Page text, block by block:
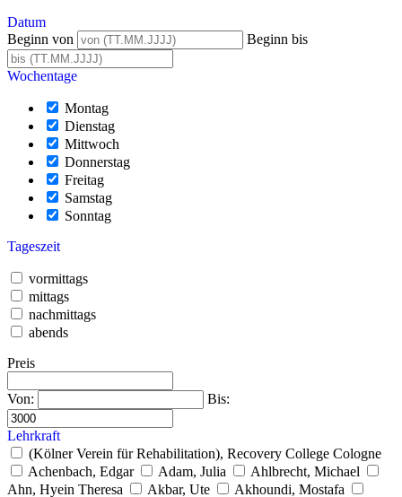
Datum
Beginn von
Beginn bis
Wochentage
Montag
Dienstag
Mittwoch
Donnerstag
Freitag
Samstag
Sonntag
Tageszeit
vormittags
mittags
nachmittags
abends
Preis
Von: Bis:
Lehrkraft
(Kölner Verein für Rehabilitation), Recovery College Cologne
Achenbach, Edgar
Adam, Julia
Ahlbrecht, Michael
Ahn, Hyein Theresa
Akbar, Ute
Akhoundi, Mostafa